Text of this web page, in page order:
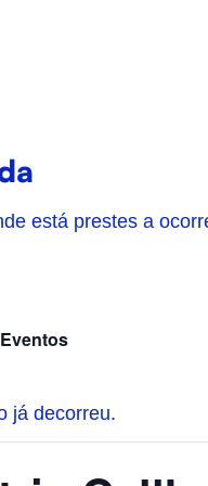
está prestes a
já decorreu.